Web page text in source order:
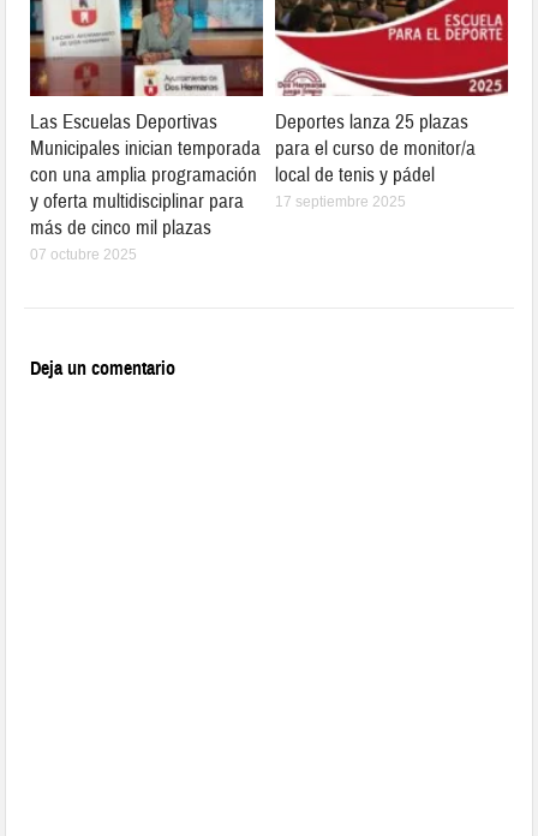
Las Escuelas Deportivas
Municipales inician temporada
con una amplia programación
y oferta multidisciplinar para
más de cinco mil plazas
07 octubre 2025
Deportes lanza 25 plazas
para el curso de monitor/a
local de tenis y pádel
17 septiembre 2025
Deja un comentario